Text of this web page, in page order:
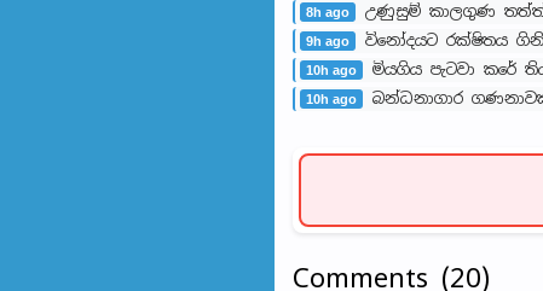
8h ago උණුසුම් කාලගුණ
9h ago විනෝදයට රක්ෂිතය
10h ago මියගිය පැටවා කරේ
10h ago බන්ධනාගාර
Comments (20)